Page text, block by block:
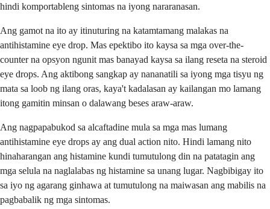
hindi komportableng sintomas na iyong nararanasan.
Ang gamot na ito ay itinuturing na katamtamang malakas na
antihistamine eye drop. Mas epektibo ito kaysa sa mga over-the-
counter na opsyon ngunit mas banayad kaysa sa ilang reseta na steroid
eye drops. Ang aktibong sangkap ay nananatili sa iyong mga tisyu ng
mata sa loob ng ilang oras, kaya't kadalasan ay kailangan mo lamang
itong gamitin minsan o dalawang beses araw-araw.
Ang nagpapabukod sa alcaftadine mula sa mga mas lumang
antihistamine eye drops ay ang dual action nito. Hindi lamang nito
hinaharangan ang histamine kundi tumutulong din na patatagin ang
mga selula na naglalabas ng histamine sa unang lugar. Nagbibigay ito
sa iyo ng agarang ginhawa at tumutulong na maiwasan ang mabilis na
pagbabalik ng mga sintomas.